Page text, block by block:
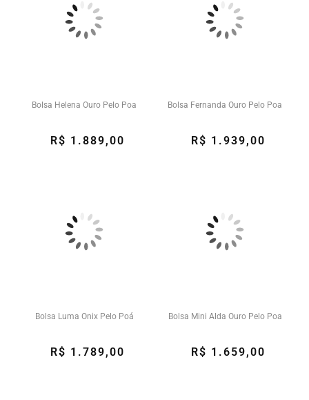
Bolsa Helena Ouro Pelo Poa
R$ 1.889,00
Bolsa Fernanda Ouro Pelo Poa
R$ 1.939,00
Bolsa Luma Onix Pelo Poá
R$ 1.789,00
Bolsa Mini Alda Ouro Pelo Poa
R$ 1.659,00